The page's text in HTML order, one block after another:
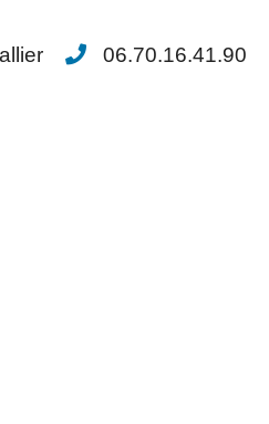
06.70.16.41.90